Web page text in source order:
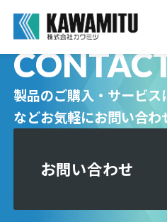
製品のご購入・サービ
などお気軽にお問い合わ
お問い合わせ